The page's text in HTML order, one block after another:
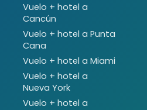
Vuelo + hotel a
Cancún
Vuelo + hotel a Punta
Cana
Vuelo + hotel a Miami
Vuelo + hotel a
Nueva York
Vuelo + hotel a